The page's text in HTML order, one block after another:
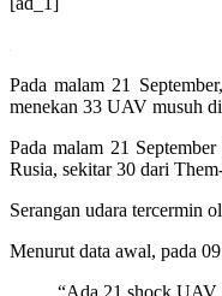
Pada malam 21
menekan 33 UAV musuh
Pada malam 21
Rusia, sekitar 30 dari
Serangan udara tercermin
Menurut data awal, pada
“Ada 21 shock UAV